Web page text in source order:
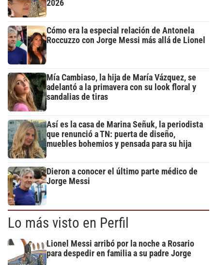
2026
Cómo era la especial relación de Antonela
Roccuzzo con Jorge Messi más allá de Lionel
Mía Cambiaso, la hija de María Vázquez, se
adelantó a la primavera con su look floral y
sandalias de tiras
Así es la casa de Marina Señuk, la periodista
que renunció a TN: puerta de diseño,
muebles bohemios y pensada para su hija
Dieron a conocer el último parte médico de
Jorge Messi
Lo más visto en Perfil
Lionel Messi arribó por la noche a Rosario
para despedir en familia a su padre Jorge